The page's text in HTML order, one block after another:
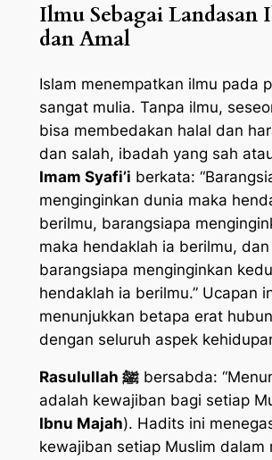
Ilmu Sebagai Landasan
dan Amal
Islam menempatkan ilmu pada
sangat mulia. Tanpa ilmu,
bisa membedakan halal dan
dan salah, ibadah yang sah
Imam Syafi’i berkata:
menginginkan dunia maka
berilmu, barangsiapa
maka hendaklah ia berilmu, dan
barangsiapa menginginkan
hendaklah ia berilmu.” Ucapan
menunjukkan betapa erat
dengan seluruh aspek
Rasulullah ﷺbersabda:
adalah kewajiban bagi setiap
Ibnu Majah). Hadits ini
kewajiban setiap Muslim dalam